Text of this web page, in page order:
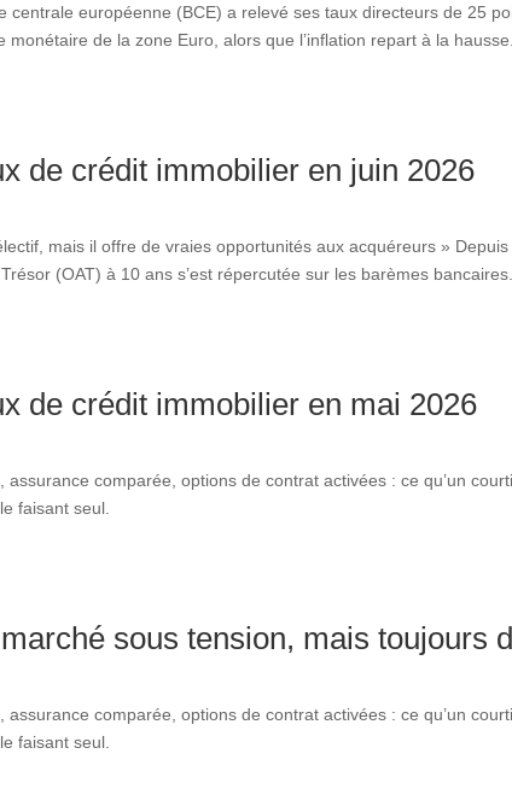
centrale européenne (BCE) a relevé ses taux directeurs de 25
de la zone Euro, alors que l’inflation repart à la hausse.
de crédit immobilier en juin 2026
mais il offre de vraies opportunités aux acquéreurs »
(OAT) à 10 ans s’est répercutée sur les barèmes
de crédit immobilier en mai 2026
assurance comparée, options de contrat activées : ce qu’un
faisant seul.
sous tension, mais toujours
assurance comparée, options de contrat activées : ce qu’un
faisant seul.